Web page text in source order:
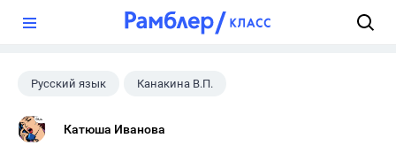
Русский язык Канакина В.П.
Горецкий В.Г.
Катюша Иванова